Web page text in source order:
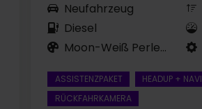
Neufahrzeug
Diesel
Moon-Weiß Perleffekt
ASSISTENZPAKET
HEADUP + NAVI
RÜCKFAHRKAMERA